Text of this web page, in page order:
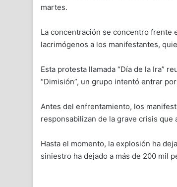
martes.
La concentración se concentro frente
lacrimógenos a los manifestantes,
Esta protesta llamada “Día de la Ira”
“Dimisión”, un grupo intentó entrar
Antes del enfrentamiento, los
responsabilizan de la grave crisis que
Hasta el momento, la explosión ha
siniestro ha dejado a más de 200 mil